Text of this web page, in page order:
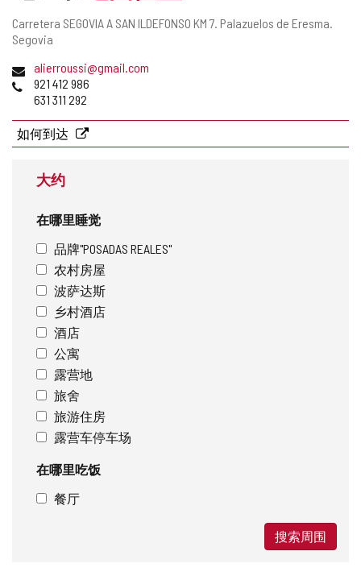
邮
寄
址
Carretera SEGOVIA A SAN ILDEFONSO KM 7. Palazuelos de Eresma.
Segovia
电
子
地
址
alierroussi@gmail.com
电
921 412 986
631 311 292
如何到达
大约
在哪里睡觉
品牌"POSADAS REALES"
农村房屋
波萨达斯
乡村酒店
酒店
公寓
露营地
旅舍
旅游住房
露营车停车场
在哪里吃饭
餐厅
搜索周围